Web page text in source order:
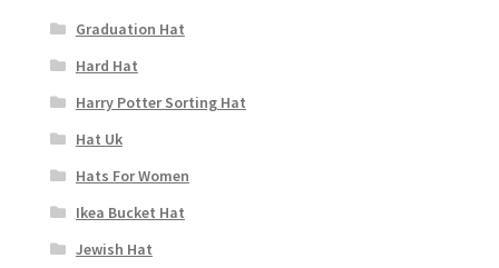
Graduation Hat
Hard Hat
Harry Potter Sorting Hat
Hat Uk
Hats For Women
Ikea Bucket Hat
Jewish Hat